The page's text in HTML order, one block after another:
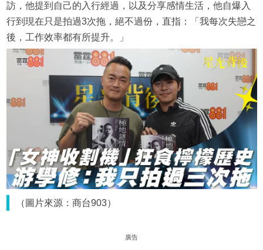
訪，他提到自己的入行經過，以及分享感情生活，他自爆入
行到現在只是拍過3次拖，絕不過份，直指：「我每次失戀之
後，工作效率都有所提升。」
（圖片來源：商台903）
廣告